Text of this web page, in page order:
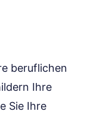
beruflichen
Ihre
Sie Ihre